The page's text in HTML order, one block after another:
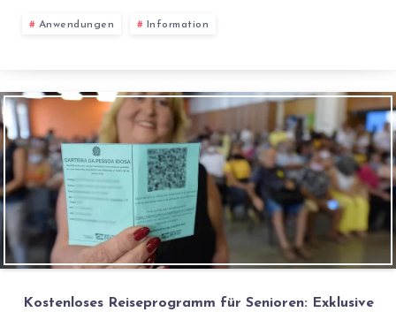
Anwendungen Information
Kostenloses Reiseprogramm für Senioren: Exklusive